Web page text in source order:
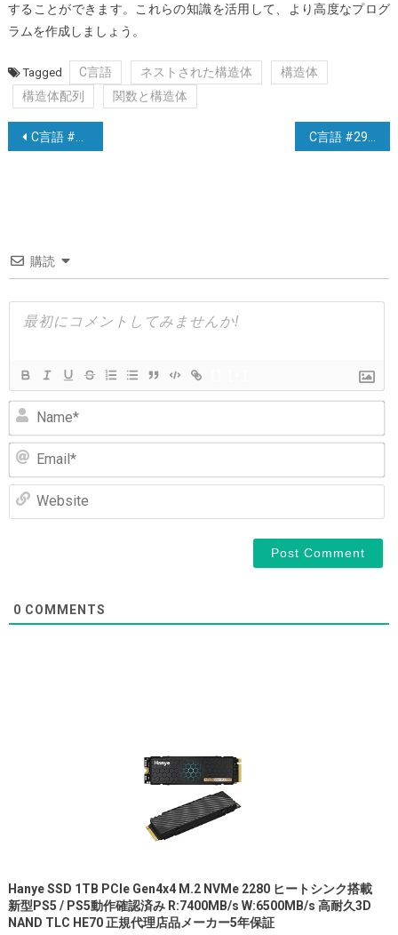
することができます。これらの知識を活用して、より高度なプログ
ラムを作成しましょう。
Tagged C言語 ネストされた構造体
構造体
構造体配列
関数と構造体
投
ー
シ
ョ
C言語 #27: ファイル操作
購読
0 COMMENTS
Hanye SSD 1TB PCIe Gen4x4 M.2 NVMe 2280 ヒートシンク搭載
新型PS5 / PS5動作確認済み R:7400MB/s W:6500MB/s 高耐久3D
NAND TLC HE70 正規代理店品メーカー5年保証